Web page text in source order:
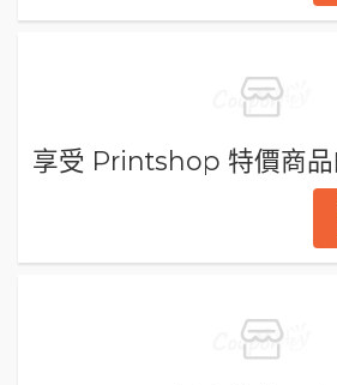
享受 Printshop 特價商品